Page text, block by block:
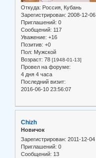
Откуда: Россия, Кубань
Зарегистрирован: 2008-12-06
Приглашений: 0
Сообщений: 117
Уважение: +16
Позитив: +0
Пол: Мужской
Возраст: 78 [1948-01-13]
Провел на форуме:
4 дня 4 часа
Последний визит:
2016-06-10 23:56:07
Chizh
Новичок
Зарегистрирован: 2011-12-04
Приглашений: 0
Сообщений: 13